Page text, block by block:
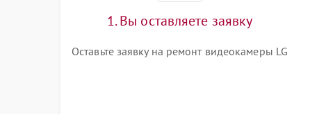
1. Вы оставляете заявку
Оставьте заявку на ремонт видеокамеры LG